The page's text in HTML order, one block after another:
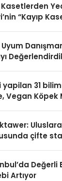
Kasetlerden
“Kayıp
Uyum
yapilan 31
Vegan Köpek
çifte
Değerli
Artıyor